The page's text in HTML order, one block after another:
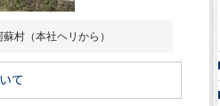
村（本社ヘリから）
て